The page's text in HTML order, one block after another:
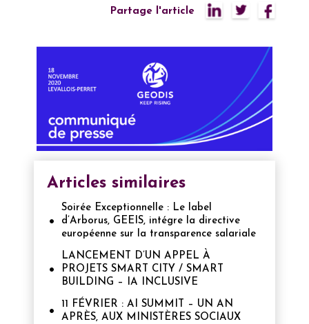
Partage l'article
Articles similaires
Soirée Exceptionnelle : Le label
d’Arborus, GEEIS, intégre la directive
européenne sur la transparence salariale
LANCEMENT D’UN APPEL À
PROJETS SMART CITY / SMART
BUILDING – IA INCLUSIVE
11 FÉVRIER : AI SUMMIT – UN AN
APRÈS, AUX MINISTÈRES SOCIAUX